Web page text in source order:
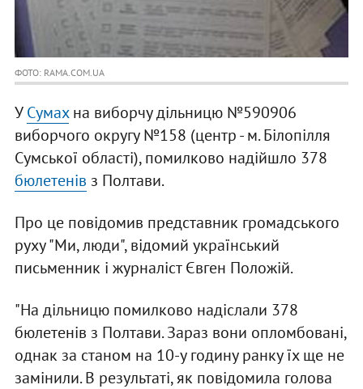
ФОТО: RAMA.COM.UA
УСумахна виборчу дільницю №590906
виборчого округу №158 (центр - м. Білопілля
Сумської області), помилково надійшло 378
бюлетенів з Полтави.
Про це повідомив представник громадського
руху "Ми, люди", відомий український
письменник і журналіст Євген Положій.
"На дільницю помилково надіслали 378
бюлетенів з Полтави. Зараз вони опломбовані,
однак за станом на 10-у годину ранку їх ще не
замінили. В результаті, як повідомила голова